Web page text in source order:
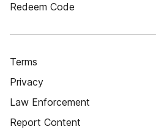
Redeem Code
Terms
Privacy
Law Enforcement
Report Content